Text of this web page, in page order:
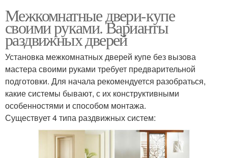
Межкомнатные двери-купе
своими руками. Варианты
раздвижных дверей
Установка межкомнатных дверей купе без вызова
мастера своими руками требует предварительной
подготовки. Для начала рекомендуется разобраться,
какие системы бывают, с их конструктивными
особенностями и способом монтажа.
Существует 4 типа раздвижных систем: